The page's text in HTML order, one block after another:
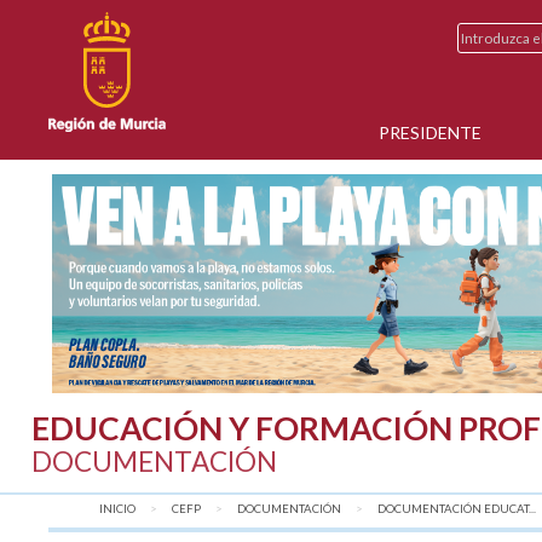
PRESIDENTE
EDUCACIÓN Y FORMACIÓN
DOCUMENTACIÓN
INICIO CEFP DOCUMENTACIÓN DOCUMENTACIÓN EDUCAT...